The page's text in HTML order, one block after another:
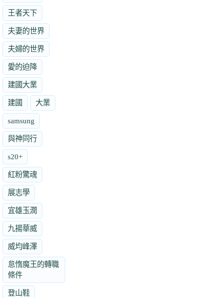
王者天下
夫妻的世界
夫婦的世界
愛的迫降
建國大業
建國 大業
samsung
與神同行
s20+
紅粉驚魂
展志學
宜雄玉潤
九揚華威
威均峰澤
怠惰魔王的轉職
條件
登山鞋